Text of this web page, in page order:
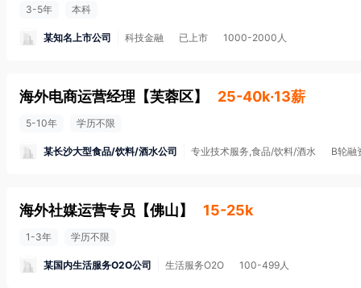
3-5年 本科
某知名上市公司 科技金融 已上市 1000-2000人
海外电商运营经理 【芙蓉区】 25-40k·13薪
5-10年 学历不限
某长沙大型食品/饮料/酒水公司 专业技术服务,食品/饮料/酒水 B轮融
海外社媒运营专员 【佛山】 15-25k
1-3年 学历不限
某国内生活服务O2O公司 生活服务O2O 100-499人